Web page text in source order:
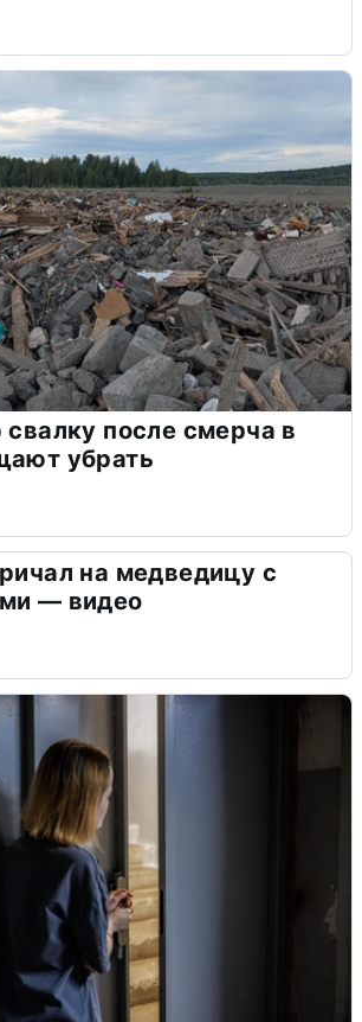
свалку после смерча в
убрать
на медведицу с
— видео